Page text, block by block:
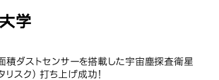
Menu
ダストセンサーを搭載した宇宙塵探査衛星
スク）打ち上げ成功！